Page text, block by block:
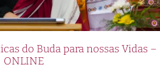
do Buda para nossas Vidas –
ONLINE